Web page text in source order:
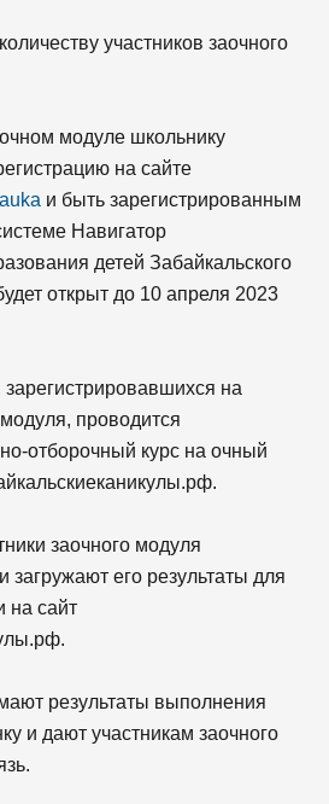
участников заочного
модуле школьнику
на сайте
и быть зарегистрированным
Навигатор
детей Забайкальского
открыт до 10 апреля 2023
на
проводится
отборочный курс на очный
заочного модуля
его результаты для
на сайт
результаты выполнения
и дают участникам заочного